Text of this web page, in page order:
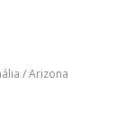
/ Arizona